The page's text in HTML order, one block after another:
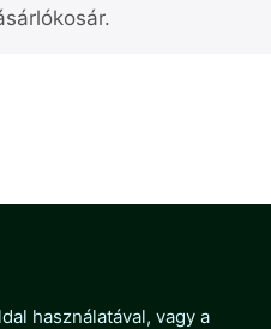
használatával, vagy a